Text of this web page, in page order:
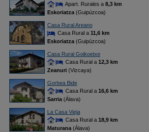
Apart. Rurales a 8,3 km
Eskoriatza(Guipúzcoa)
Casa Rural Areano
Casa Rural a 11,6 km
Eskoriatza(Guipúzcoa)
Casa Rural Goikoetxe
Casa Rural a 12,3 km
Zeanuri(Vizcaya)
Gorbea Bide
Casa Rural a 16,6 km
Sarria(Álava)
La Casa Vieja
Casa Rural a 18,9 km
Maturana(Álava)